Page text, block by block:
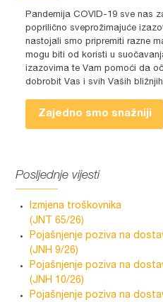
Pandemija COVID-19 sve nas
poprilično sveprožimajuće
nastojali smo pripremiti razne
mogu biti od koristi u
izazovima te Vam pomoći da
dobrobit Vas i svih Vaših
Zajedno smo snažniji
Posljednje vijesti
Izmjena troškovnika
(JNT 65/26)
Pojašnjenje poziva na
(JNH 9/26)
Pojašnjenje poziva na
(JNH 10/26)
Pojašnjenje poziva na